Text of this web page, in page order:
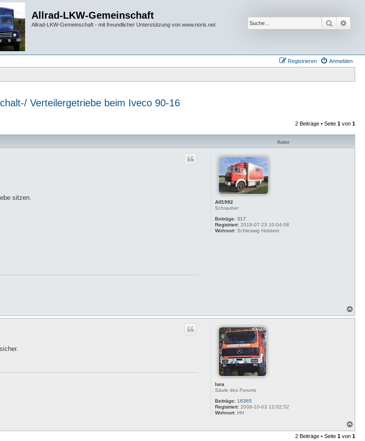
Allrad-LKW-Gemeinschaft
Allrad-LKW-Gemeinschaft - mit freundlicher Unterstützung von www.noris.net Suche
Anmelden
Registrieren
Verteilergetriebe beim Iveco 90-16
2 Beiträge • Seite 1 von 1
Autor
Alf1992
Schrauber
Beiträge: 317
Registriert: 2018-07-23 10:04:08
Wohnort: Schleswig Holstein
sitzen.
a
lura
Säule des Forums
Beiträge: 16365
Registriert: 2006-10-03 12:02:52
Wohnort: HH
a
c
2 Beiträge • Seite 1 von 1